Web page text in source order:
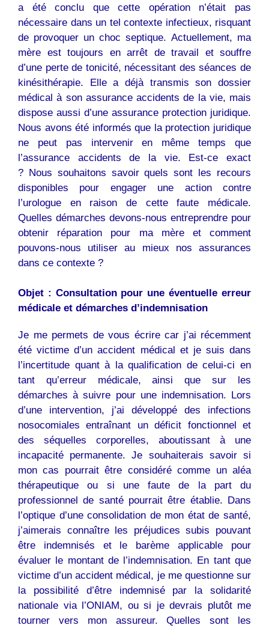
a été conclu que cette opération n’était pas
nécessaire dans un tel contexte infectieux, risquant
de provoquer un choc septique. Actuellement, ma
mère est toujours en arrêt de travail et souffre
d’une perte de tonicité, nécessitant des séances de
kinésithérapie. Elle a déjà transmis son dossier
médical à son assurance accidents de la vie, mais
dispose aussi d’une assurance protection juridique.
Nous avons été informés que la protection juridique
ne peut pas intervenir en même temps que
l’assurance accidents de la vie. Est-ce exact
? Nous souhaitons savoir quels sont les recours
disponibles pour engager une action contre
l’urologue en raison de cette faute médicale.
Quelles démarches devons-nous entreprendre pour
obtenir réparation pour ma mère et comment
pouvons-nous utiliser au mieux nos assurances
dans ce contexte ?
Objet : Consultation pour une éventuelle erreur
médicale et démarches d’indemnisation
Je me permets de vous écrire car j’ai récemment
été victime d’un accident médical et je suis dans
l’incertitude quant à la qualification de celui-ci en
tant qu’erreur médicale, ainsi que sur les
démarches à suivre pour une indemnisation. Lors
d’une intervention, j’ai développé des infections
nosocomiales entraînant un déficit fonctionnel et
des séquelles corporelles, aboutissant à une
incapacité permanente. Je souhaiterais savoir si
mon cas pourrait être considéré comme un aléa
thérapeutique ou si une faute de la part du
professionnel de santé pourrait être établie. Dans
l’optique d’une consolidation de mon état de santé,
j’aimerais connaître les préjudices subis pouvant
être indemnisés et le barème applicable pour
évaluer le montant de l’indemnisation. En tant que
victime d’un accident médical, je me questionne sur
la possibilité d’être indemnisé par la solidarité
nationale via l’ONIAM, ou si je devrais plutôt me
tourner vers mon assureur. Quelles sont les